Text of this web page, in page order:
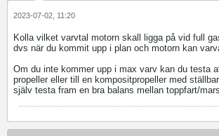
2023-07-02, 11:20
Kolla vilket varvtal motorn skall ligga på vid full
dvs när du kommit upp i plan och motorn kan
Om du inte kommer upp i max varv kan du testa
propeller eller till en kompositpropeller med
själv testa fram en bra balans mellan toppfart/